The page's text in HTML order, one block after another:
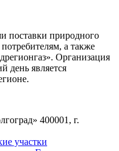
поставки природного
а также
Организация
день является
400001, г.
участки